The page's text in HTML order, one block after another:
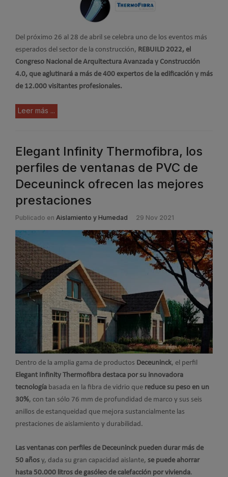
Del próximo 26 al 28 de abril se celebra uno de los eventos más
esperados del sector de la construcción, REBUILD 2022, el
Congreso Nacional de Arquitectura Avanzada y Construcción
4.0, que aglutinará a más de 400 expertos de la edificación y más
de 12.000 visitantes profesionales.
Leer más ...
Elegant Infinity Thermofibra, los
perfiles de ventanas de PVC de
Deceuninck ofrecen las mejores
prestaciones
Publicado en Aislamiento y Humedad 29 Nov 2021
Dentro de la amplia gama de productos Deceuninck, el perfil
Elegant Infinity Thermofibra destaca por su innovadora
tecnología basada en la fibra de vidrio que reduce su peso en un
30%, con tan sólo 76 mm de profundidad de marco y sus seis
anillos de estanqueidad que mejora sustancialmente las
prestaciones de aislamiento y durabilidad.
Las ventanas con perfiles de Deceuninck pueden durar más de
50 años y, dada su gran capacidad aislante, se puede ahorrar
hasta 50.000 litros de gasóleo de calefacción por vivienda.